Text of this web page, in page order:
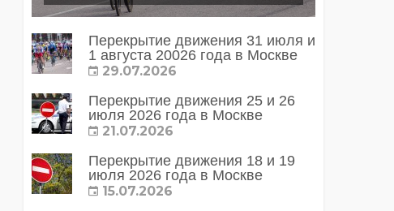
Перекрытие движения 31 июля и
1 августа 20026 года в Москве
29.07.2026
Перекрытие движения 25 и 26
июля 2026 года в Москве
21.07.2026
Перекрытие движения 18 и 19
июля 2026 года в Москве
15.07.2026